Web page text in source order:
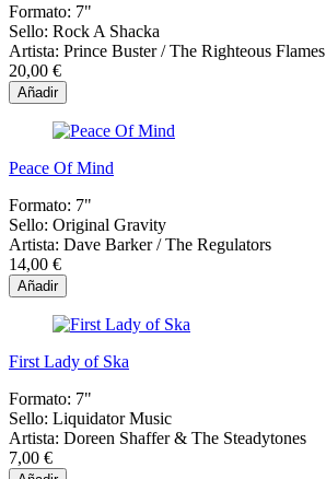
Formato: 7"
Sello: Rock A Shacka
Artista: Prince Buster / The Righteous Flames
20,00 €
Añadir
Peace Of Mind
Formato: 7"
Sello: Original Gravity
Artista: Dave Barker / The Regulators
14,00 €
Añadir
First Lady of Ska
Formato: 7"
Sello: Liquidator Music
Artista: Doreen Shaffer & The Steadytones
7,00 €